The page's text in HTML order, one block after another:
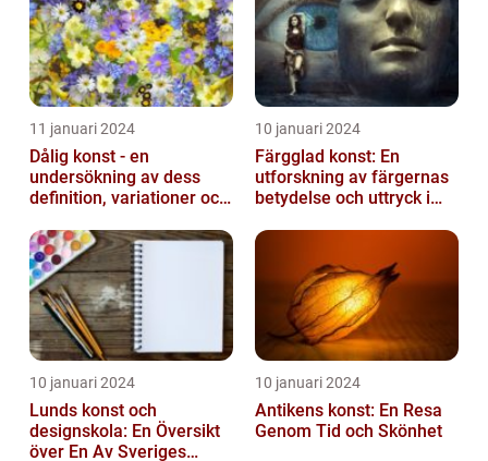
11 januari 2024
Dålig konst - en
undersökning av dess
definition, variationer och
10 januari 2024
Färgglad konst: En
utforskning av färgernas
betydelse och uttryck i
10 januari 2024
Lunds konst och
designskola: En Översikt
över En Av Sveriges
10 januari 2024
Antikens konst: En Resa
Genom Tid och Skönhet